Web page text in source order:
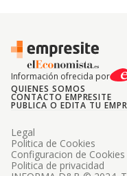
Información ofrecida por
QUIENES SOMOS
CONTACTO EMPRESITE
PUBLICA O EDITA TU
Legal
Politica de Cookies
Configuracion de Cookies
Politica de privacidad